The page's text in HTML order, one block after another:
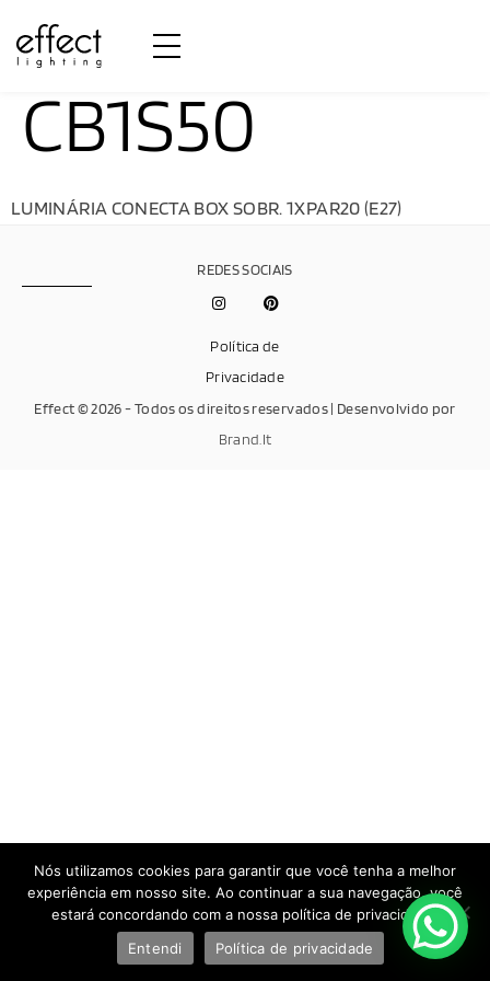
CB1S50
LUMINÁRIA CONECTA BOX SOBR. 1XPAR20 (E27)
Effect © 2026 - Todos os direitos reservados | Desenvolvido por
Brand.It
Política de
Privacidade
REDES SOCIAIS
Nós utilizamos cookies para garantir que você tenha a melhor
experiência em nosso site. Ao continuar a sua navegação, você
estará concordando com a nossa política de privacidade.
Entendi
Política de privacidade